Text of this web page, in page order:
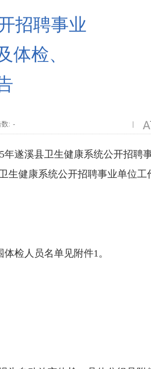
招聘事业
体检、
|
: -
遂溪县卫生健康系统公开招聘
生健康系统公开招聘事业单位工
检人员名单见附件1。